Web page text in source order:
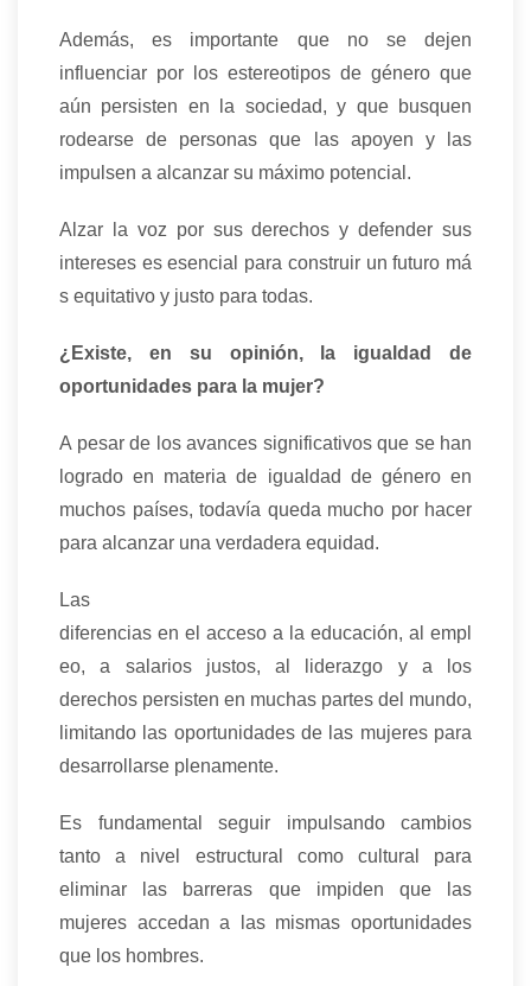
Además, es importante que no se dejen
influenciar por los estereotipos de género que
aún persisten en la sociedad, y que busquen
rodearse de personas que las apoyen y las
impulsen a alcanzar su máximo potencial.
Alzar la voz por sus derechos y defender sus
intereses es esencial para construir un futuro má
s equitativo y justo para todas.
¿Existe, en su opinión, la igualdad de
oportunidades para la mujer?
A pesar de los avances significativos que se han
logrado en materia de igualdad de género en
muchos países, todavía queda mucho por hacer
para alcanzar una verdadera equidad.
Las
diferencias en el acceso a la educación, al empl
eo, a salarios justos, al liderazgo y a los
derechos persisten en muchas partes del mundo,
limitando las oportunidades de las mujeres para
desarrollarse plenamente.
Es fundamental seguir impulsando cambios
tanto a nivel estructural como cultural para
eliminar las barreras que impiden que las
mujeres accedan a las mismas oportunidades
que los hombres.